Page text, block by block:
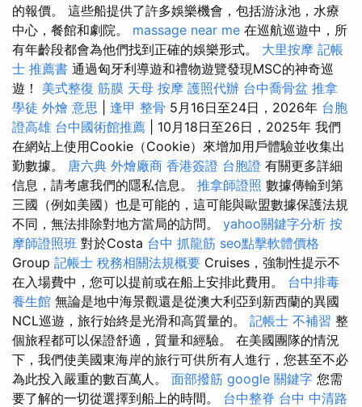
的報價。 這些船提供了許多娛樂機會，包括游泳池，水療
中心，餐館和劇院。 massage near me 在巡航巡遊中，所
有年齡段都會為他們找到正確的娛樂形式。 大里按摩 記帳
士 推薦書 通過匈牙利導遊和禮物遊覽發現MSC的神奇巡
遊！ 美式整復 筋膜 天母 按摩 護照代辦 台中喬骨盆 推拿
學徒 外燴 意思 逢甲 整骨 5月16日至24日，2026年 台胞
證高雄 台中國術館推薦 | 10月18日至26日，2025年 我們
在網站上使用Cookie（Cookie）來增加用戶體驗並收集出
勤數據。 唐六典 外燴廠商 香港簽證 台胞證 有關更多詳細
信息，請考慮我們的隱私信息。 推拿師證照 數據傳輸到第
三國（例如美國）也是可能的，這可能與歐盟數據保護法規
不同，無法排除對地方當局的訪問。 yahoo關鍵字分析 按
摩師證照班 對於Costa 台中 抓龍筋 seo點擊軟體價格
Group 記帳士 稅務相關法規概要 Cruises，強制性提示不
在入場費中，您可以提前或在船上安排此費用。 台中排毒
養生館 無論是地中海景觀還是從澳大利亞到新西蘭的異國
NCL巡遊，旅行始終是光滑和高質量的。 記帳士 不補習 整
個旅程都可以保證舒適，質量和經驗。 在美國團隊的情況
下，我們使美國東海岸的旅行可供所有人進行，您甚至不必
為此投入嚴重的數百萬人。 面部撥筋 google 關鍵字 您需
要了解的一切從選擇到船上的時間。 台中整脊 台中 中清路